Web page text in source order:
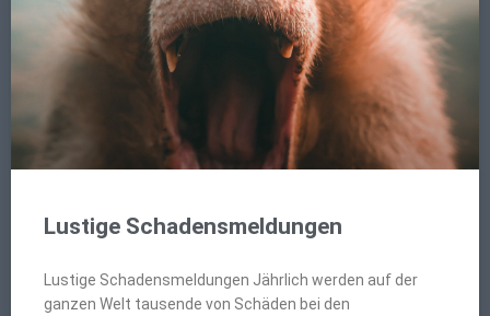
Lustige Schadensmeldungen
Lustige Schadensmeldungen Jährlich werden auf der
ganzen Welt tausende von Schäden bei den